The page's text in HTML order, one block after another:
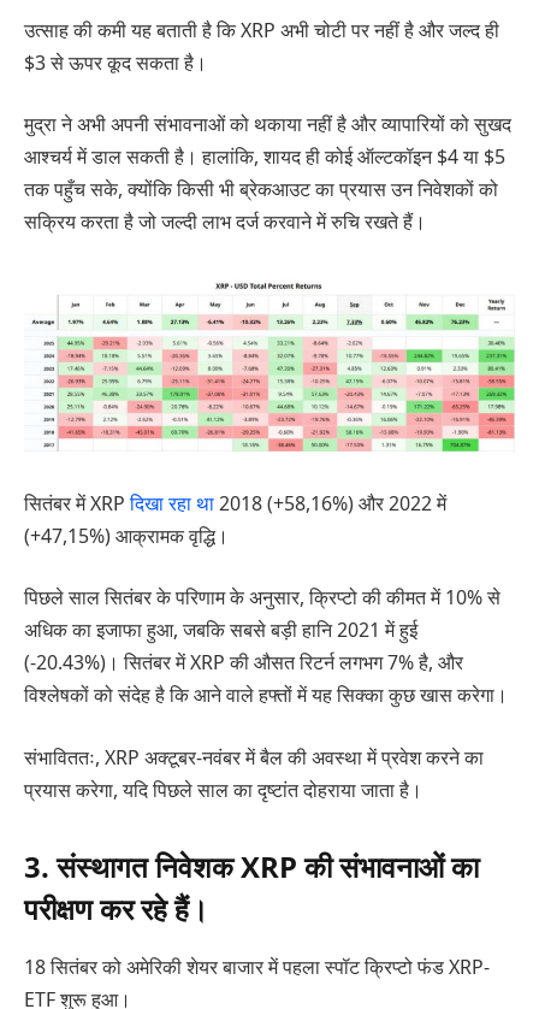
उत्साह की कमी यह बताती है कि XRP अभी चोटी पर नहीं है और जल्द ही
$3 से ऊपर कूद सकता है।
मुद्रा ने अभी अपनी संभावनाओं को थकाया नहीं है और व्यापारियों को सुखद
आश्चर्य में डाल सकती है। हालांकि, शायद ही कोई ऑल्टकॉइन $4 या $5
तक पहुँच सके, क्योंकि किसी भी ब्रेकआउट का प्रयास उन निवेशकों को
सक्रिय करता है जो जल्दी लाभ दर्ज करवाने में रुचि रखते हैं।
सितंबर में XRPदिखा रहा था2018 (+58,16%) और 2022 में
(+47,15%) आक्रामक वृद्धि।
पिछले साल सितंबर के परिणाम के अनुसार, क्रिप्टो की कीमत में 10% से
अधिक का इजाफा हुआ, जबकि सबसे बड़ी हानि 2021 में हुई
(-20.43%)। सितंबर में XRP की औसत रिटर्न लगभग 7% है, और
विश्लेषकों को संदेह है कि आने वाले हफ्तों में यह सिक्का कुछ खास करेगा।
संभाविततः, XRP अक्टूबर-नवंबर में बैल की अवस्था में प्रवेश करने का
प्रयास करेगा, यदि पिछले साल का दृष्टांत दोहराया जाता है।
3. संस्थागत निवेशक XRP की संभावनाओं का
परीक्षण कर रहे हैं।
18 सितंबर को अमेरिकी शेयर बाजार में पहला स्पॉट क्रिप्टो फंड XRP-
ETF शुरू हुआ।